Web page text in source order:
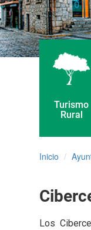
Turismo
Rural
Inicio
Los